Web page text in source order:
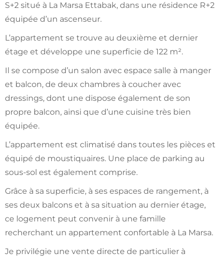
S+2 situé à La Marsa Ettabak, dans une résidence R+2
équipée d’un ascenseur.
L’appartement se trouve au deuxième et dernier
étage et développe une superficie de 122 m².
Il se compose d’un salon avec espace salle à manger
et balcon, de deux chambres à coucher avec
dressings, dont une dispose également de son
propre balcon, ainsi que d’une cuisine très bien
équipée.
L’appartement est climatisé dans toutes les pièces et
équipé de moustiquaires. Une place de parking au
sous-sol est également comprise.
Grâce à sa superficie, à ses espaces de rangement, à
ses deux balcons et à sa situation au dernier étage,
ce logement peut convenir à une famille
recherchant un appartement confortable à La Marsa.
Je privilégie une vente directe de particulier à